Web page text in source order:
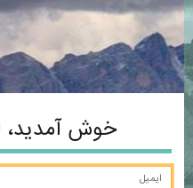
خوش آمدید،
ایمیل